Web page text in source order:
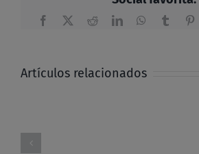
Facebook RedditLinkedInWhatsApp
Tumblr
Artículos relacionados